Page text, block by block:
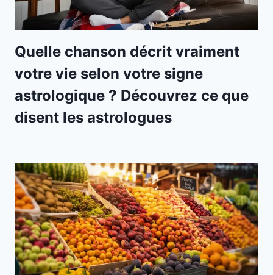
Quelle chanson décrit vraiment
votre vie selon votre signe
astrologique ? Découvrez ce que
disent les astrologues